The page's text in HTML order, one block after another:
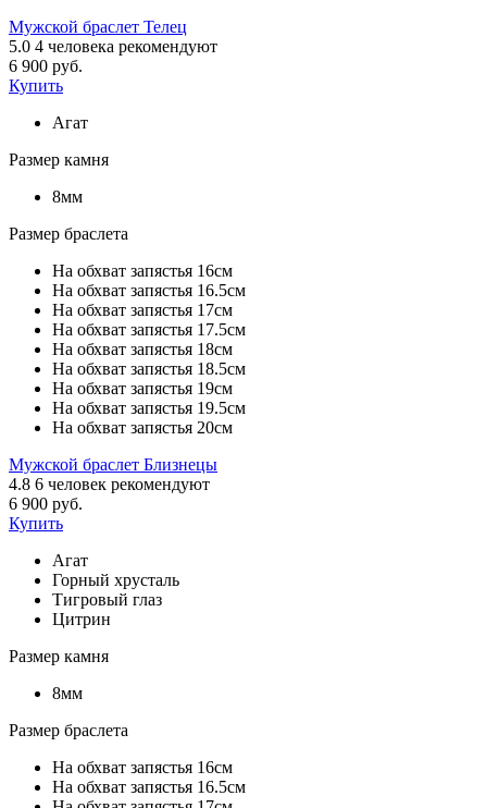
Мужской браслет Телец
5.0 4 человека рекомендуют
6 900 руб.
Купить
Агат
Размер камня
8мм
Размер браслета
На обхват запястья 16см
На обхват запястья 16.5см
На обхват запястья 17см
На обхват запястья 17.5см
На обхват запястья 18см
На обхват запястья 18.5см
На обхват запястья 19см
На обхват запястья 19.5см
На обхват запястья 20см
Мужской браслет Близнецы
4.8 6 человек рекомендуют
6 900 руб.
Купить
Агат
Горный хрусталь
Тигровый глаз
Цитрин
Размер камня
8мм
Размер браслета
На обхват запястья 16см
На обхват запястья 16.5см